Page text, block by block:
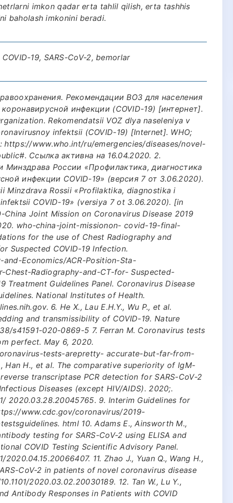
imkon qadar erta tahlil qilish, erta tashhis
baholash imkonini beradi.
19, SARS-CoV-2, bemorlar
Рекомендации ВОЗ для населения
инфекции (COVID-19) [интернет].
Rekomendatsii VOZ dlya naseleniya v
infektsii (COVID-19) [Internet]. WHO;
https://www.who.int/ru/emergencies/diseases/novel-
Ссылка активна на 16.04.2020. 2.
Минздрава России «Профилактика, диагностика
инфекции COVID-19» (версия 7 от 3.06.2020).
Minzdrava Rossii «Profilaktika, diagnostika i
COVID-19» (versiya 7 ot 3.06.2020). [in
China Joint Mission on Coronavirus Disease 2019
who-china-joint-missionon- covid-19-final-
for the use of Chest Radiography and
Suspected COVID-19 Infection.
Economics/ACR-Position-Sta-
Chest-Radiography-and-CT-for- Suspected-
Treatment Guidelines Panel. Coronavirus Disease
National Institutes of Health.
6. He X., Lau E.H.Y., Wu P., et al.
and transmissibility of COVID-19. Nature
s41591-020-0869-5 7. Ferran M. Coronavirus tests
perfect. May 6, 2020.
tests-arepretty- accurate-but-far-from-
Han H., et al. The comparative superiority of IgM-
transcriptase PCR detection for SARS-CoV-2
Diseases (except HIV/AIDS). 2020;.
2020.03.28.20045765. 9. Interim Guidelines for
www.cdc.gov/coronavirus/2019-
html 10. Adams E., Ainsworth M.,
testing for SARS-CoV-2 using ELISA and
COVID Testing Scientific Advisory Panel.
11. Zhao J., Yuan Q., Wang H.,
CoV-2 in patients of novel coronavirus disease
2020.03.02.20030189. 12. Tan W., Lu Y.,
Antibody Responses in Patients with COVID